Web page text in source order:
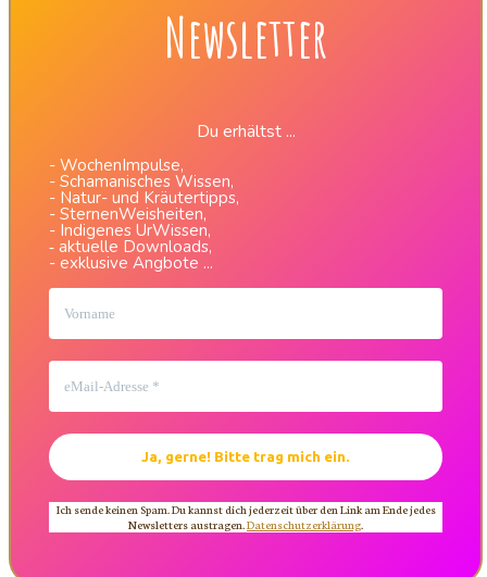
Newsletter
Du erhältst ...
- WochenImpulse,
- Schamanisches Wissen,
- Natur- und Kräutertipps,
- SternenWeisheiten,
- Indigenes UrWissen,
- aktuelle Downloads,
- exklusive Angbote ...
Ich sende keinen Spam. Du kannst dich jederzeit über den Link am Ende jedes
Newsletters austragen.Datenschutzerklärung.